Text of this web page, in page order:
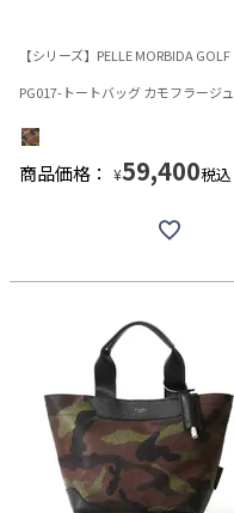
【シリーズ】PELLE MORBIDA GOLF
PG017-トートバッグ カモフラージュ
商品価格： ¥59,400税込